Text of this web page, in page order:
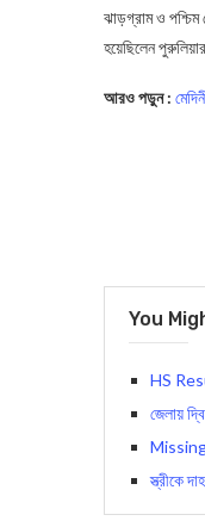
ঝাড়গ্রাম ও পশ্চিম
হয়েছিলেন
আরও পড়ুন :
You
HS
জেলায়
Missing
স্ত্রীকে